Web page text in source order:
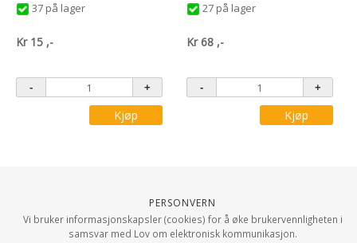
37 på lager
Kr 15 ,-
Kjøp
27 på lager
Kr68 ,-
Kjøp
Personvern
Vi bruker informasjonskapsler (cookies) for å øke brukervennligheten i
samsvar med Lov om elektronisk kommunikasjon.